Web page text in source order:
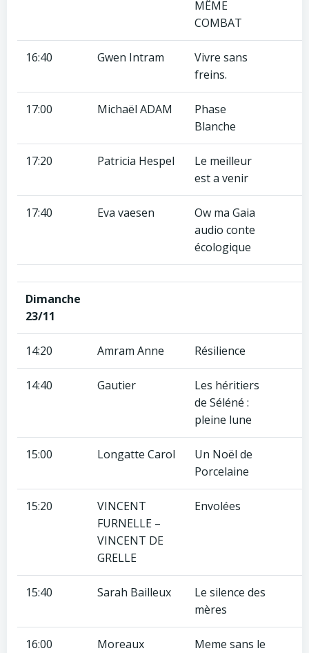
MÊME
COMBAT
16:40 Gwen Intram
Vivre sans
freins.
17:00 Michaël ADAM
Phase
Blanche
17:20 Patricia Hespel
Le meilleur
est a venir
17:40 Eva vaesen
Ow ma Gaia
audio conte
écologique
Dimanche
23/11
14:20 Amram Anne Résilience
14:40 Gautier
Les héritiers
de Séléné :
pleine lune
15:00 Longatte Carol
Un Noël de
Porcelaine
15:20
VINCENT
FURNELLE –
VINCENT DE
GRELLE
Envolées
15:40 Sarah Bailleux
Le silence des
mères
16:00 Moreaux
Meme sans le